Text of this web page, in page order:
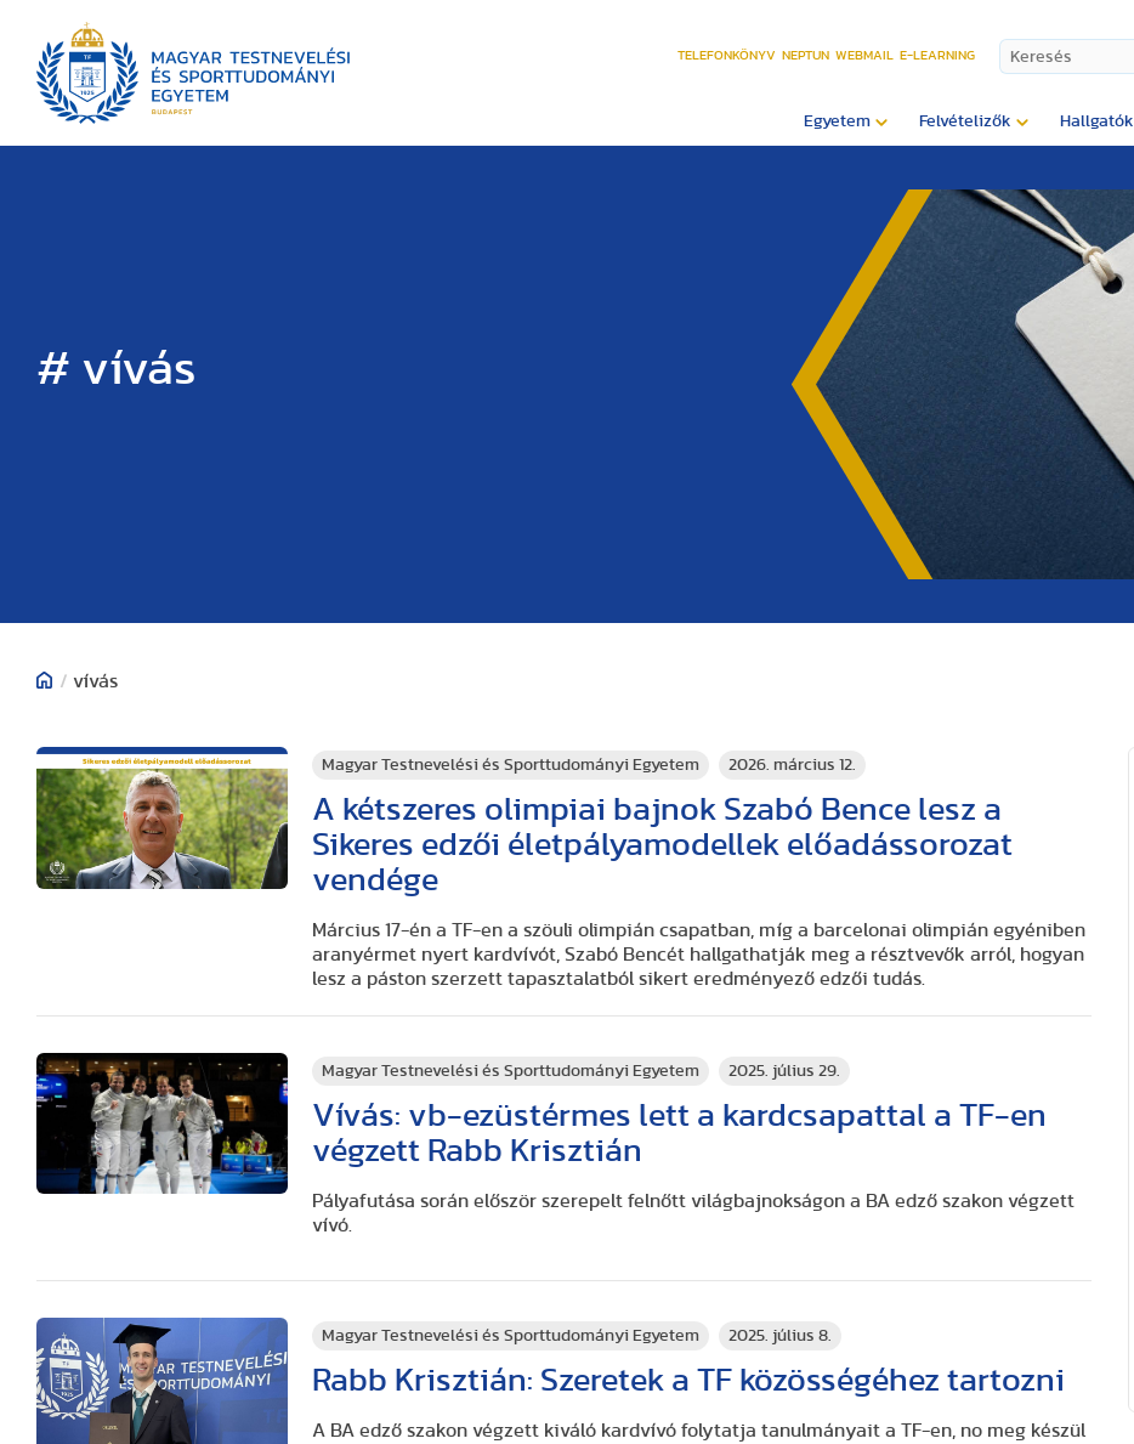
TELEFONKÖNYV NEPTUN WEBMAIL E-LEARNING
Egyetem Felvételizők Hallgatók
# vívás
/ vívás
Magyar Testnevelési és Sporttudományi Egyetem 2026. március 12.
A kétszeres olimpiai bajnok Szabó Bence lesz a
Sikeres edzői életpályamodellek előadássorozat
vendége
Március 17-én a TF-en a szöuli olimpián csapatban, míg a barcelonai olimpián egyéniben
aranyérmet nyert kardvívót, Szabó Bencét hallgathatják meg a résztvevők arról, hogyan
lesz a páston szerzett tapasztalatból sikert eredményező edzői tudás.
Magyar Testnevelési és Sporttudományi Egyetem 2025. július 29.
Vívás: vb-ezüstérmes lett a kardcsapattal a TF-en
végzett Rabb Krisztián
Pályafutása során először szerepelt felnőtt világbajnokságon a BA edző szakon végzett
vívó.
Magyar Testnevelési és Sporttudományi Egyetem 2025. július 8.
Rabb Krisztián: Szeretek a TF közösségéhez tartozni
A BA edző szakon végzett kiváló kardvívó folytatja tanulmányait a TF-en, no meg készül